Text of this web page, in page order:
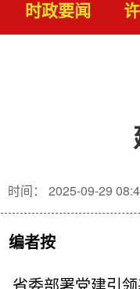
时政要闻
时间： 2025-09-29
编者按